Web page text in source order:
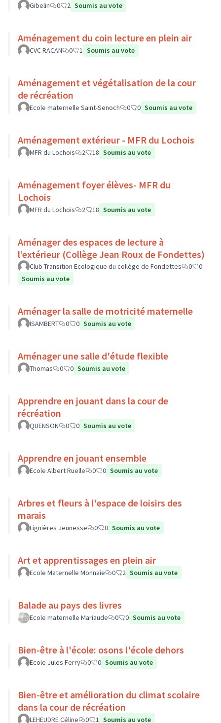
Gibelin 0 2 Soumis au vote
Aménagement du coin lecture en plein air
CVC RACAN 0 1 Soumis au vote
Aménagement et végétalisation de la cour
de récréation
Ecole maternelle Saint-Senoch 0 0 Soumis au vote
Aménagement extérieur - MFR du Lochois
MFR du Lochois 2 18 Soumis au vote
Aménagement foyer élèves- MFR du
Lochois
MFR du Lochois 2 18 Soumis au vote
Aménager des espaces de lecture à
l’extérieur (Collège Jean Roux de Fondettes)
Club Transition Ecologique du collège de Fondettes 0
0
Soumis au vote
Aménager la salle de motricité maternelle
ISAMBERT 0 0 Soumis au vote
Aménager une salle d'étude flexible
Thomas 0 0 Soumis au vote
Apprendre en jouant dans la cour de
récréation
QUENSON 0 0 Soumis au vote
Apprendre en jouant ensemble
Ecole Albert Ruelle 0 0 Soumis au vote
Arbres et fleurs à l'espace de loisirs des
marais
Lignières Jeunesse 0 0 Soumis au vote
Art et apprentissages en plein air
Ecole Maternelle Monnaie 0 2 Soumis au vote
Balade au pays des livres
Ecole maternelle Mariaude 0 0 Soumis au vote
Bien-être à l'école: osons l'école dehors
Ecole Jules Ferry 0 0 Soumis au vote
Bien-être et amélioration du climat scolaire
dans la cour de récréation
LEHEUDRE Céline 0 1 Soumis au vote